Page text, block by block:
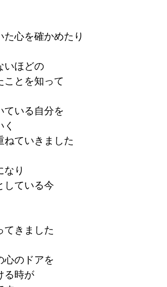
心を確かめたり
いほどの
ことを知って
ている自分を
ねていきました
なり
している今
てきました
心のドアを
る時が